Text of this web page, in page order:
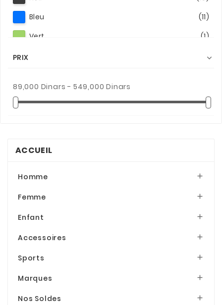
Bleu
(11)
Vert
(1)
(1)
Bleu/fonce
PRIX 
89,000 Dinars - 549,000 Dinars
ACCUEIL
Homme 
Femme 
Enfant 
Accessoires 
Sports 
Marques 
Nos Soldes 